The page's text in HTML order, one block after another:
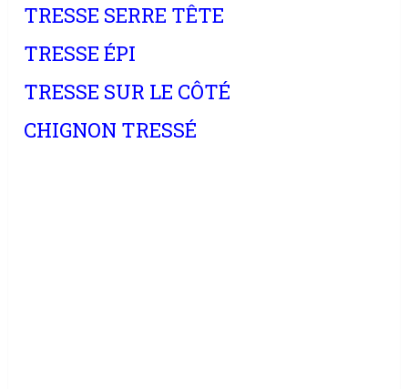
TRESSE SERRE TÊTE
TRESSE ÉPI
TRESSE SUR LE CÔTÉ
CHIGNON TRESSÉ